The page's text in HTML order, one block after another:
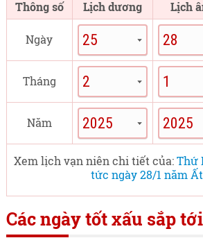
Thông số Lịch dương Lịch
Ngày
Tháng
Năm
Xem lịch vạn niên chi tiết của:Thứ
tức ngày 28/1 năm
Các ngày tốt xấu sắp tới